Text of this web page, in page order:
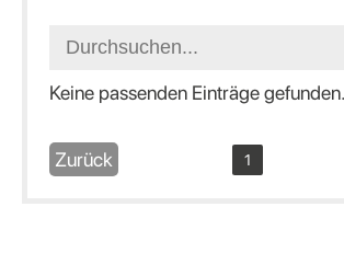
Keine passenden Einträge gefunden.
Zurück 1